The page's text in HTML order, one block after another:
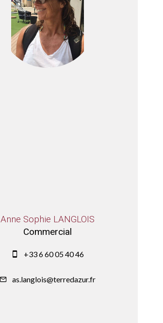
Anne Sophie LANGLOIS
Commercial
+33 6 60 05 40 46
as.langlois@terredazur.fr